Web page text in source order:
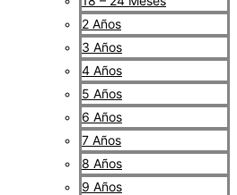
2 Años
3 Años
4 Años
5 Años
6 Años
7 Años
8 Años
9 Años